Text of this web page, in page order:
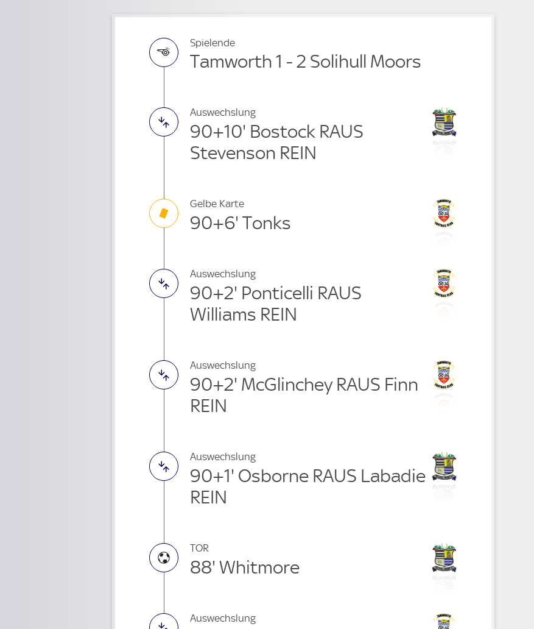
Spielende
Tamworth 1 - 2 Solihull Moors
Auswechslung
90+10' Bostock RAUS
Stevenson REIN
Gelbe Karte
90+6' Tonks
Auswechslung
90+2' Ponticelli RAUS
Williams REIN
Auswechslung
90+2' McGlinchey RAUS Finn
REIN
Auswechslung
90+1' Osborne RAUS Labadie
REIN
TOR
88' Whitmore
Auswechslung